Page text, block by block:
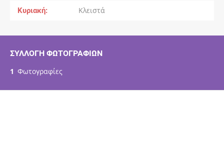
Κυριακή Κλειστά
ΣΥΛΛΟΓΉ ΦΩΤΟΓΡΑΦΙΏΝ
1 Φωτογραφίες